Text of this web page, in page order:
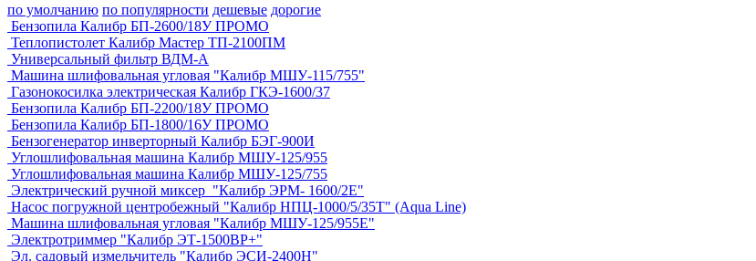
по умолчанию по популярности дешевые дорогие
Бензопила Калибр БП-2600/18У ПРОМО
Теплопистолет Калибр Мастер ТП-2100ПМ
Универсальный фильтр ВДМ-А
Машина шлифовальная угловая "Калибр МШУ-115/755"
Газонокосилка электрическая Калибр ГКЭ-1600/37
Бензопила Калибр БП-2200/18У ПРОМО
Бензопила Калибр БП-1800/16У ПРОМО
Бензогенератор инверторный Калибр БЭГ-900И
Углошлифовальная машина Калибр МШУ-125/955
Углошлифовальная машина Калибр МШУ-125/755
Электрический ручной миксер "Калибр ЭРМ- 1600/2Е"
Насос погружной центробежный "Калибр НПЦ-1000/5/35Т" (Aqua Line)
Машина шлифовальная угловая "Калибр МШУ-125/955Е"
Электротриммер "Калибр ЭТ-1500ВР+"
Эл. садовый измельчитель "Калибр ЭСИ-2400Н"